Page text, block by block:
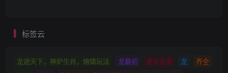
标签云
龙途天下，神炉生肖，熔铸玩法 龙最初 龙头企业 龙
齐全